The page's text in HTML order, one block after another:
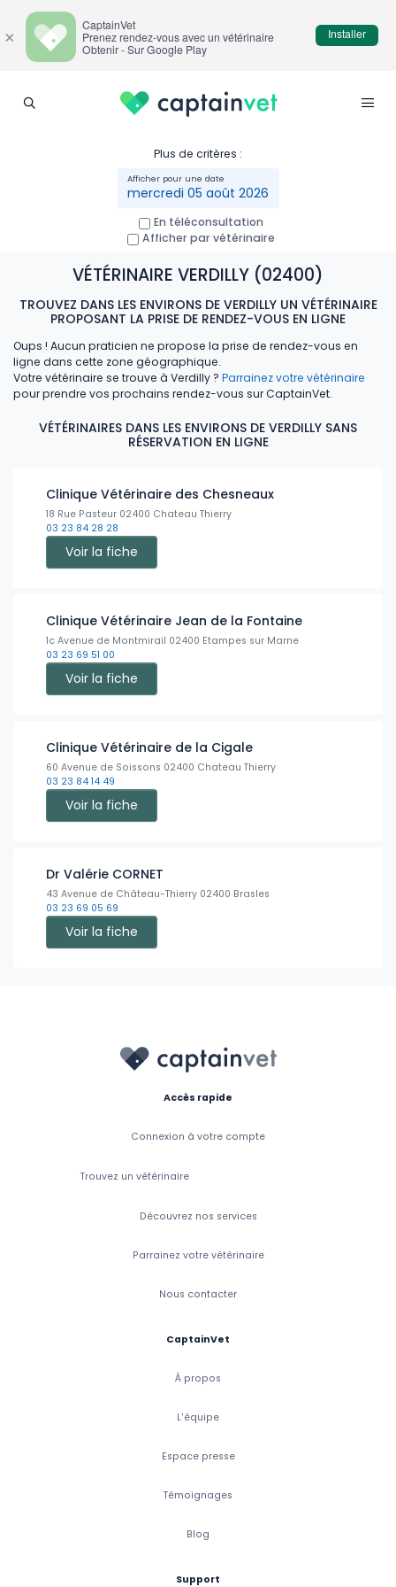
Plus de critères :
mercredi 05 août 2026
En téléconsultation
Afficher par vétérinaire
VÉTÉRINAIRE VERDILLY (02400)
TROUVEZ DANS LES ENVIRONS DE VERDILLY UN VÉTÉRINAIRE
PROPOSANT LA PRISE DE RENDEZ-VOUS EN LIGNE
Oups ! Aucun praticien ne propose la prise de rendez-vous en
ligne dans cette zone géographique.
Votre vétérinaire se trouve à Verdilly ? Parrainez votre vétérinaire
pour prendre vos prochains rendez-vous sur CaptainVet.
VÉTÉRINAIRES DANS LES ENVIRONS DE VERDILLY SANS
RÉSERVATION EN LIGNE
Clinique Vétérinaire des Chesneaux
18 Rue Pasteur 02400 Chateau Thierry
03 23 84 28 28
Voir la fiche
Clinique Vétérinaire Jean de la Fontaine
1c Avenue de Montmirail 02400 Etampes sur Marne
03 23 69 51 00
Voir la fiche
Clinique Vétérinaire de la Cigale
60 Avenue de Soissons 02400 Chateau Thierry
03 23 84 14 49
Voir la fiche
Dr Valérie CORNET
43 Avenue de Château-Thierry 02400 Brasles
03 23 69 05 69
Voir la fiche
Accès rapide
Connexion à votre compte
Trouvez un vétérinaire
Découvrez nos services
Parrainez votre vétérinaire
Nous contacter
CaptainVet
À propos
L'équipe
Espace presse
Témoignages
Blog
Support
×
CaptainVet
Prenez rendez-vous avec un vétérinaire
Obtenir - Sur Google Play
Installer